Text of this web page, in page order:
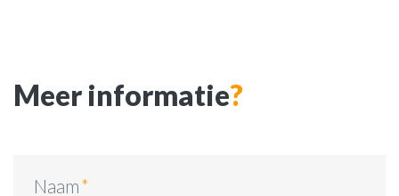
Meer informatie?
Naam